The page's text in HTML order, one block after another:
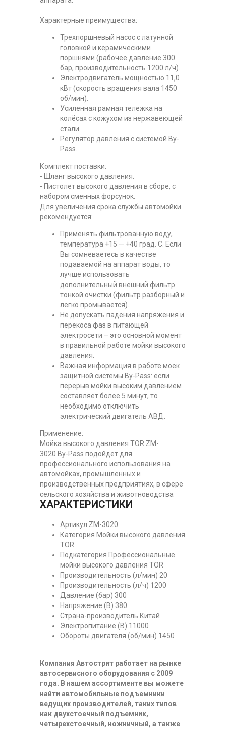
Характерные преимущества:
Трехпоршневый насос с латунной
головкой и керамическими
поршнями (рабочее давление 300
бар, производительность 1200 л/ч).
Электродвигатель мощностью 11,0
кВт (скорость вращения вала 1450
об/мин).
Усиленная рамная тележка на
колёсах с кожухом из нержавеющей
стали.
Регулятор давления с системой By-
Pass.
Комплект поставки:
- Шланг высокого давления.
- Пистолет высокого давления в сборе, с
набором сменных форсунок.
Для увеличения срока службы автомойки
рекомендуется:
Применять фильтрованную воду,
температура +15 — +40 град. С. Если
Вы сомневаетесь в качестве
подаваемой на аппарат воды, то
лучше использовать
дополнительный внешний фильтр
тонкой очистки (фильтр разборный и
легко промывается).
Не допускать падения напряжения и
перекоса фаз в питающей
электросети – это основной момент
в правильной работе мойки высокого
давления.
Важная информация в работе моек
защитной системы By-Pass: если
перерыв мойки высоким давлением
составляет более 5 минут, то
необходимо отключить
электрический двигатель АВД.
Применение:
Мойка высокого давления TOR ZM-
3020 By-Pass подойдет для
профессионального использования на
автомойках, промышленных и
производственных предприятиях, в сфере
сельского хозяйства и животноводства
ХАРАКТЕРИСТИКИ
Артикул ZM-3020
Категория Мойки высокого давления
TOR
Подкатегория Профессиональные
мойки высокого давления TOR
Производительность (л/мин) 20
Производительность (л/ч) 1200
Давление (бар) 300
Напряжение (В) 380
Страна-производитель Китай
Электропитание (В) 11000
Обороты двигателя (об/мин) 1450
Компания Автострит работает на рынке
автосервисного оборудования с 2009
года. В нашем ассортименте вы можете
найти автомобильные подъемники
ведущих производителей, таких типов
как двухстоечный подъемник,
четырехстоечный, ножничный, а также